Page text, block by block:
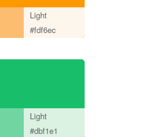
Light
#fdf6ec
Light
#dbf1e1